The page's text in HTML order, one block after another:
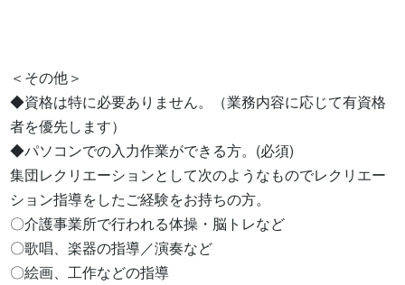
＜その他＞
◆資格は特に必要ありません。（業務内容に応じて有資格
者を優先します）
◆パソコンでの入力作業ができる方。(必須)
集団レクリエーションとして次のようなものでレクリエー
ション指導をしたご経験をお持ちの方。
〇介護事業所で行われる体操・脳トレなど
〇歌唱、楽器の指導／演奏など
〇絵画、工作などの指導